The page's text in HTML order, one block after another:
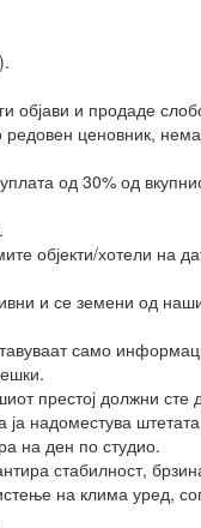
објави и продаде
ценовник,
од 30% од
објекти/хотели на
и се земени од
само
престој должни сте
ја надоместува
на ден по студио.
стабилност,
на клима уред,